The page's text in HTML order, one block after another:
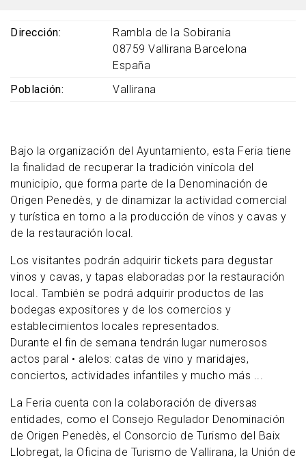
Bajo la organización del Ayuntamiento, esta Feria tiene
la finalidad de recuperar la tradición vinícola del
municipio, que forma parte de la Denominación de
Origen Penedès, y de dinamizar la actividad comercial
y turística en torno a la producción de vinos y cavas y
de la restauración local.
Los visitantes podrán adquirir tickets para degustar
vinos y cavas, y tapas elaboradas por la restauración
local. También se podrá adquirir productos de las
bodegas expositores y de los comercios y
establecimientos locales representados.
Durante el fin de semana tendrán lugar numerosos
actos paral • alelos: catas de vino y maridajes,
conciertos, actividades infantiles y mucho más ...
La Feria cuenta con la colaboración de diversas
entidades, como el Consejo Regulador Denominación
de Origen Penedès, el Consorcio de Turismo del Baix
Llobregat, la Oficina de Turismo de Vallirana, la Unión de
Dirección
Rambla de la Sobirania
08759 Vallirana Barcelona
España
Población
Vallirana